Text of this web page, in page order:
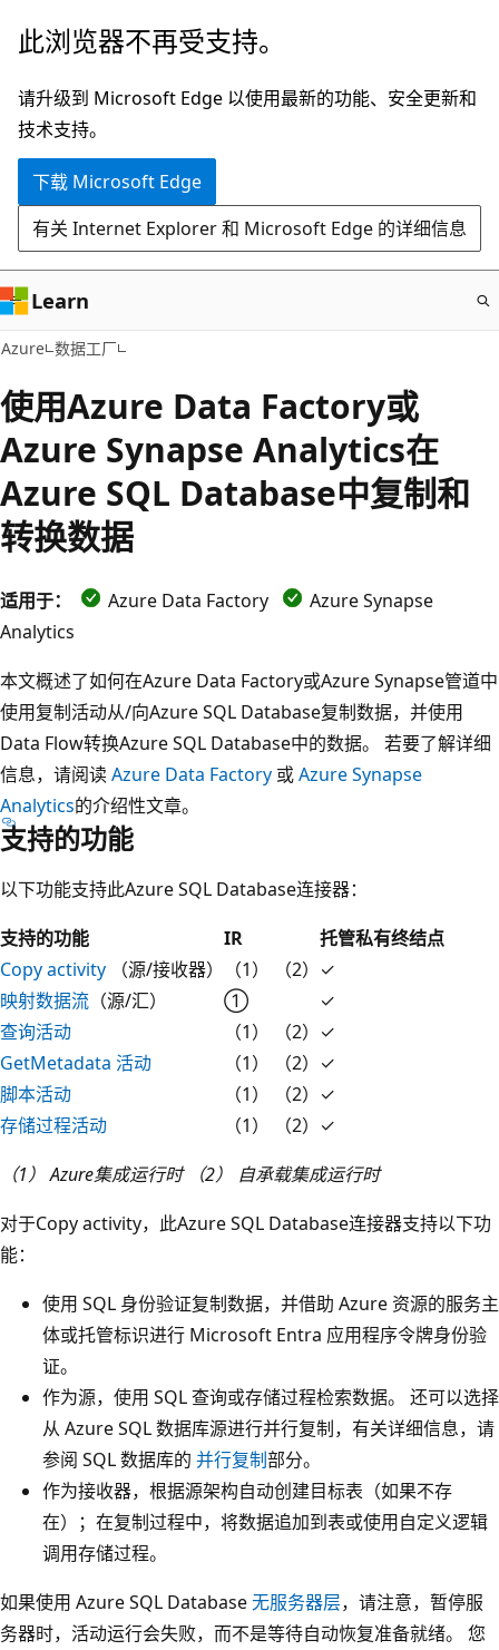
跳
主
要
内
此浏览器不再受支持。
请升级到 Microsoft Edge 以使用最新的功能、安全更新和
技术支持。
下载 Microsoft Edge
有关 Internet Explorer 和 Microsoft Edge 的详细信息
Learn
Azure 数据工厂
使用Azure Data Factory或
Azure Synapse Analytics在
Azure SQL Database中复制和
转换数据
适用于： Azure Data Factory
Azure Synapse
Analytics
本文概述了如何在Azure Data Factory或Azure Synapse管道中
使用复制活动从/向Azure SQL Database复制数据，并使用
Data Flow转换Azure SQL Database中的数据。 若要了解详细
信息，请阅读Azure Data Factory 或Azure Synapse
Analytics的介绍性文章。
支持的功能
以下功能支持此Azure SQL Database连接器：
支持的功能
IR
托管私有终结点
Copy activity （源/接收器） （1） （2） ✓
映射数据流 （源/汇） ①
✓
查询活动
（1） （2） ✓
GetMetadata 活动
（1） （2） ✓
脚本活动
（1） （2） ✓
存储过程活动
（1） （2） ✓
（1） Azure集成运行时 （2） 自承载集成运行时
对于Copy activity，此Azure SQL Database连接器支持以下功
能：
使用 SQL 身份验证复制数据，并借助 Azure 资源的服务主
体或托管标识进行 Microsoft Entra 应用程序令牌身份验
证。
作为源，使用 SQL 查询或存储过程检索数据。 还可以选择
从 Azure SQL 数据库源进行并行复制，有关详细信息，请
参阅 SQL 数据库的 并行复制部分。
作为接收器，根据源架构自动创建目标表（如果不存
在）；在复制过程中，将数据追加到表或使用自定义逻辑
调用存储过程。
如果使用 Azure SQL Database无服务器层，请注意，暂停服
务器时，活动运行会失败，而不是等待自动恢复准备就绪。 您